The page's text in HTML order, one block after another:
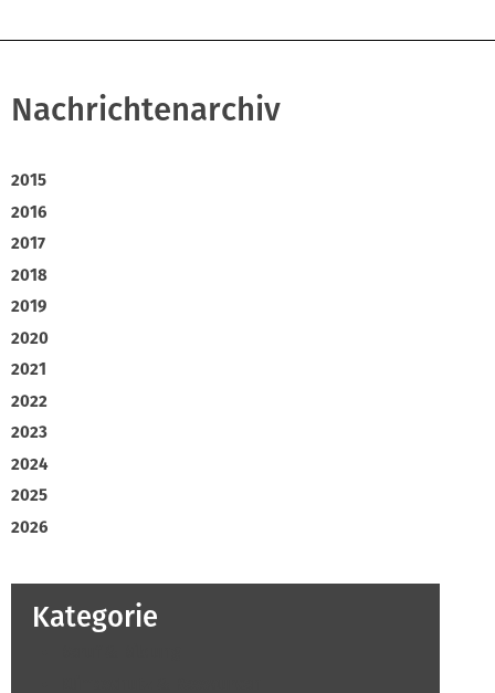
Nachrichtenarchiv
2015
2016
2017
2018
2019
2020
2021
2022
2023
2024
2025
2026
Kategorie